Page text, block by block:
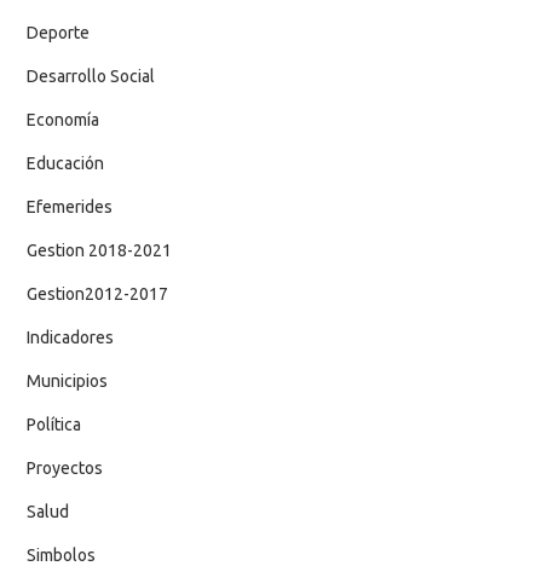
Deporte
Desarrollo Social
Economía
Educación
Efemerides
Gestion 2018-2021
Gestion2012-2017
Indicadores
Municipios
Política
Proyectos
Salud
Simbolos